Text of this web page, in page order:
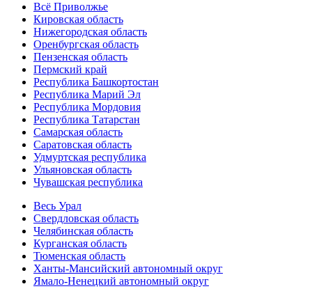
Всё Приволжье
Кировская область
Нижегородская область
Оренбургская область
Пензенская область
Пермский край
Республика Башкортостан
Республика Марий Эл
Республика Мордовия
Республика Татарстан
Самарская область
Саратовская область
Удмуртская республика
Ульяновская область
Чувашская республика
Весь Урал
Свердловская область
Челябинская область
Курганская область
Тюменская область
Ханты-Мансийский автономный округ
Ямало-Ненецкий автономный округ